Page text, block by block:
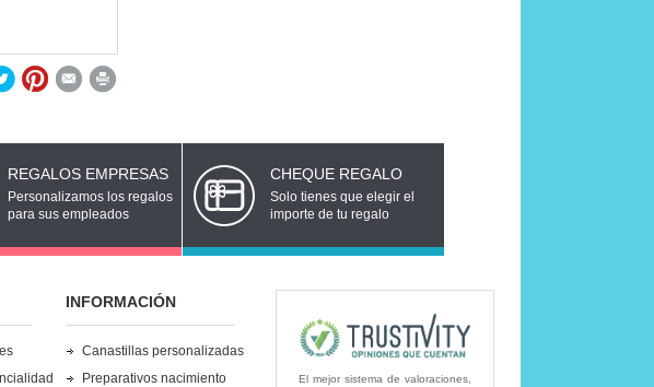
REGALOS EMPRESAS
Personalizamos los regalos
para sus empleados
CHEQUE REGALO
Solo tienes que elegir el
importe de tu regalo
INFORMACIÓN
Canastillas personalizadas
Preparativos nacimiento
El mejor sistema de valoraciones,